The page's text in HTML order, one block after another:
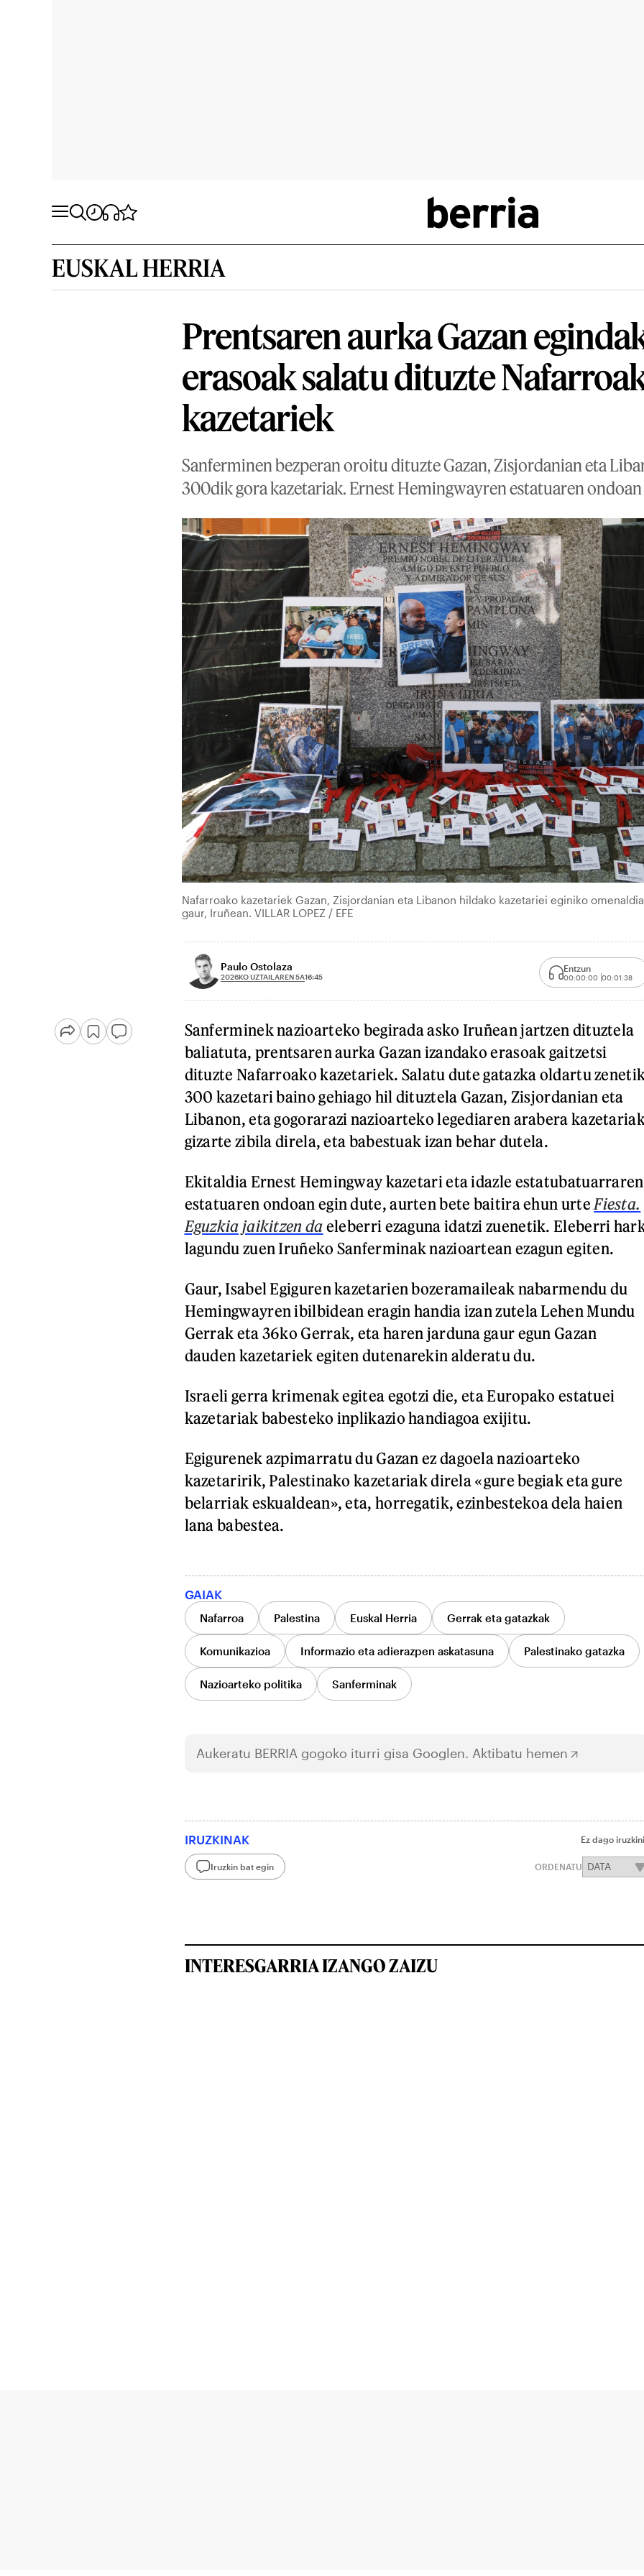
EUSKAL HERRIA
Prentsaren aurka Gazan
erasoak salatu dituzte
kazetariek
Sanferminen bezperan oroitu dituzte Gazan, Zisjordanian eta
300dik gora kazetariak. Ernest Hemingwayren estatuaren
Nafarroako kazetariek Gazan, Zisjordanian eta Libanon hildako kazetariei eginiko
gaur, Iruñean. VILLAR LOPEZ / EFE
Paulo Ostolaza
2026KO UZTAILAREN 5A16:45
Entzun
00:00:00 00:01:38
Sanferminek nazioarteko begirada asko Iruñean jartzen dituztela
baliatuta, prentsaren aurka Gazan izandako erasoak gaitzetsi
dituzte Nafarroako kazetariek. Salatu dute gatazka oldartu
300 kazetari baino gehiago hil dituztela Gazan, Zisjordanian eta
Libanon, eta gogorarazi nazioarteko legediaren arabera
gizarte zibila direla, eta babestuak izan behar dutela.
Ekitaldia Ernest Hemingway kazetari eta idazle estatubatuarraren
estatuaren ondoan egin dute, aurten bete baitira ehun urte Fiesta.
Eguzkia jaikitzen da eleberri ezaguna idatzi zuenetik. Eleberri
lagundu zuen Iruñeko Sanferminak nazioartean ezagun egiten.
Gaur, Isabel Egiguren kazetarien bozeramaileak nabarmendu du
Hemingwayren ibilbidean eragin handia izan zutela Lehen Mundu
Gerrak eta 36ko Gerrak, eta haren jarduna gaur egun Gazan
dauden kazetariek egiten dutenarekin alderatu du.
Israeli gerra krimenak egitea egotzi die, eta Europako estatuei
kazetariak babesteko inplikazio handiagoa exijitu.
Egigurenek azpimarratu du Gazan ez dagoela nazioarteko
kazetaririk, Palestinako kazetariak direla «gure begiak eta gure
belarriak eskualdean», eta, horregatik, ezinbestekoa dela haien
lana babestea.
GAIAK
Nafarroa Palestina Euskal Herria Gerrak eta gatazkak
Komunikazioa Informazio eta adierazpen askatasuna Palestinako gatazka
Nazioarteko politika Sanferminak
Aukeratu BERRIA gogoko iturri gisa Googlen. Aktibatu hemen
IRUZKINAK Ez dago
Iruzkin bat egin ORDENATU
INTERESGARRIA IZANGO ZAIZU